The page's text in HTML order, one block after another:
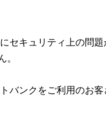
セキュリティ上の問
。
バンクをご利用のお